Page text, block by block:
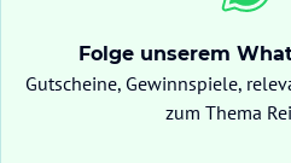
Folge unserem
Gutscheine, Gewinnspiele,
zum Thema